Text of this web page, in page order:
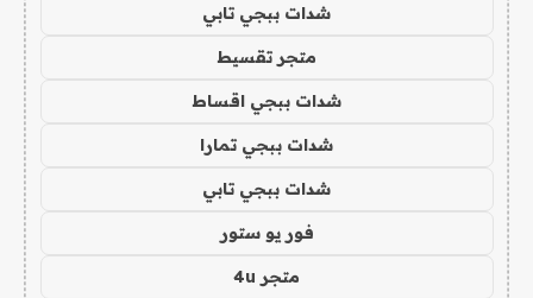
شدات ببجي تابي
متجر تقسيط
شدات ببجي اقساط
شدات ببجي تمارا
شدات ببجي تابي
فور يو ستور
متجر 4u